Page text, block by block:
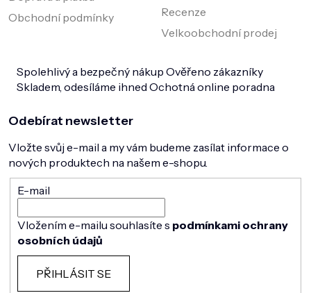
Obchodní podmínky
Recenze
Velkoobchodní prodej
Spolehlivý a bezpečný nákup Ověřeno zákazníky
Skladem, odesíláme ihned Ochotná online poradna
Odebírat newsletter
Vložte svůj e-mail a my vám budeme zasílat informace o
nových produktech na našem e-shopu.
E-mail
Vložením e-mailu souhlasíte s podmínkami ochrany
osobních údajů
PŘIHLÁSIT SE